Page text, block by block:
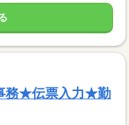
務★伝票入力★勤